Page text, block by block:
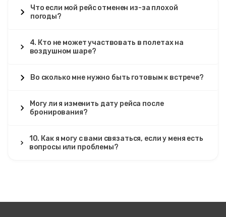
Что если мой рейс отменен из-за плохой
погоды?
4. Кто не может участвовать в полетах на
воздушном шаре?
Во сколько мне нужно быть готовым к встрече?
Могу ли я изменить дату рейса после
бронирования?
10. Как я могу с вами связаться, если у меня есть
вопросы или проблемы?